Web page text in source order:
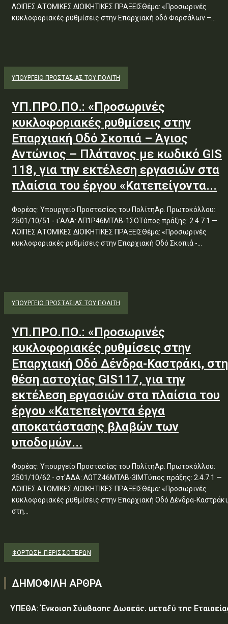
ΛΟΙΠΕΣ ΑΤΟΜΙΚΕΣ ΔΙΟΙΚΗΤΙΚΕΣ ΠΡΑΞΕΙΣΘέμα: «Προσωρινές
κυκλοφοριακές ρυθμίσεις στην Επαρχιακή οδό Φαρσάλων –...
ΥΠΟΥΡΓΕΊΟ ΠΡΟΣΤΑΣΊΑΣ ΤΟΥ ΠΟΛΊΤΗ
ΥΠ.ΠΡΟ.ΠΟ.: «Προσωρινές
κυκλοφοριακές ρυθμίσεις στην
Επαρχιακή Οδό Σκοπιά – Άγιος
Αντώνιος – Πλάτανος με κωδικό GIS
118, για την εκτέλεση εργασιών στα
πλαίσια του έργου «Κατεπείγοντα...
Φορέας: Υπουργείο Προστασίας του ΠολίτηΑρ. Πρωτοκόλλου:
2501/10/51 - ι'ΑΔΑ: ΛΠ1Ρ46ΜΤΛΒ-1ΣΟΤύπος πράξης: 2.4.7.1 —
ΛΟΙΠΕΣ ΑΤΟΜΙΚΕΣ ΔΙΟΙΚΗΤΙΚΕΣ ΠΡΑΞΕΙΣΘέμα: «Προσωρινές
κυκλοφοριακές ρυθμίσεις στην Επαρχιακή Οδό Σκοπιά -...
ΥΠΟΥΡΓΕΊΟ ΠΡΟΣΤΑΣΊΑΣ ΤΟΥ ΠΟΛΊΤΗ
ΥΠ.ΠΡΟ.ΠΟ.: «Προσωρινές
κυκλοφοριακές ρυθμίσεις στην
Επαρχιακή Οδό Δένδρα-Καστράκι, στη
θέση αστοχίας GIS117, για την
εκτέλεση εργασιών στα πλαίσια του
έργου «Κατεπείγοντα έργα
αποκατάστασης βλαβών των
υποδομών...
Φορέας: Υπουργείο Προστασίας του ΠολίτηΑρ. Πρωτοκόλλου:
2501/10/62 - στ'ΑΔΑ: ΛΩΤΖ46ΜΤΛΒ-3ΙΜΤύπος πράξης: 2.4.7.1 —
ΛΟΙΠΕΣ ΑΤΟΜΙΚΕΣ ΔΙΟΙΚΗΤΙΚΕΣ ΠΡΑΞΕΙΣΘέμα: «Προσωρινές
κυκλοφοριακές ρυθμίσεις στην Επαρχιακή Οδό Δένδρα-
στη...
ΦΌΡΤΩΣΗ ΠΕΡΙΣΣΟΤΈΡΩΝ
ΔΗΜΟΦΙΛΗ ΑΡΘΡΑ
ΥΠΕΘΑ: Έγκριση Σύμβασης Δωρεάς, μεταξύ της